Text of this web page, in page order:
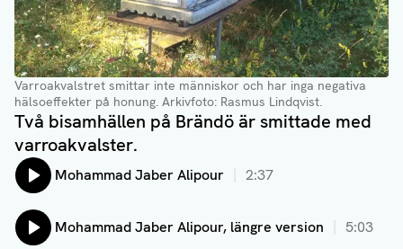
Varroakvalstret smittar inte människor och har inga negativa
hälsoeffekter på honung. Arkivfoto: Rasmus Lindqvist.
Två bisamhällen på Brändö är smittade med
varroakvalster.
Lyssna på:
Mohammad Jaber Alipour 2:37
Lyssna på:
Mohammad Jaber Alipour, längre version 5:03